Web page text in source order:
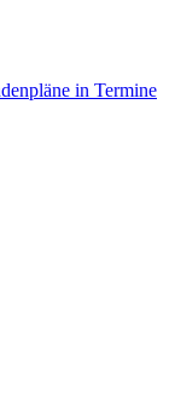
in Termine